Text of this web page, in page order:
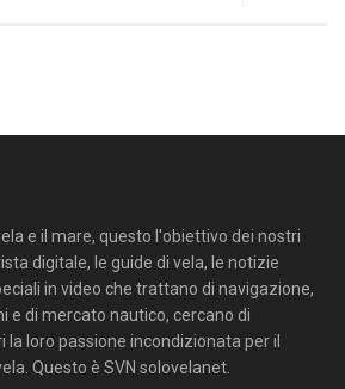
e il mare, questo l'obiettivo dei nostri
digitale, le guide di vela, le notizie
in video che trattano di navigazione,
e di mercato nautico, cercano di
loro passione incondizionata per il
Questo è SVN solovelanet.